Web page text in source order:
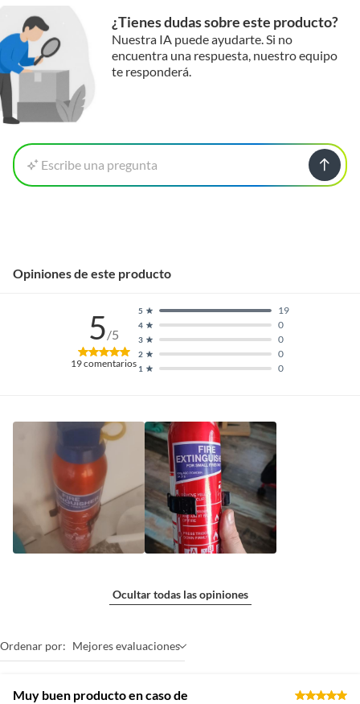
¿Tienes dudas sobre este producto?
Nuestra IA puede ayudarte. Si no
encuentra una respuesta, nuestro equipo
te responderá.
Escribe una pregunta
Opiniones de este producto
5/5
19comentarios 1 0
2 0
3 0
4 0
5 19
Ocultar todas las opiniones
Ordenar por: Mejores evaluaciones
Muy buen producto en caso de